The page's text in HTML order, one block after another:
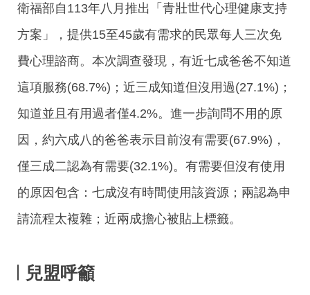
衛福部自113年八月推出「青壯世代心理健康支持
方案」，提供15至45歲有需求的民眾每人三次免
費心理諮商。本次調查發現，有近七成爸爸不知道
這項服務(68.7%)；近三成知道但沒用過(27.1%)；
知道並且有用過者僅4.2%。進一步詢問不用的原
因，約六成八的爸爸表示目前沒有需要(67.9%)，
僅三成二認為有需要(32.1%)。有需要但沒有使用
的原因包含：七成沒有時間使用該資源；兩認為申
請流程太複雜；近兩成擔心被貼上標籤。
兒盟呼籲